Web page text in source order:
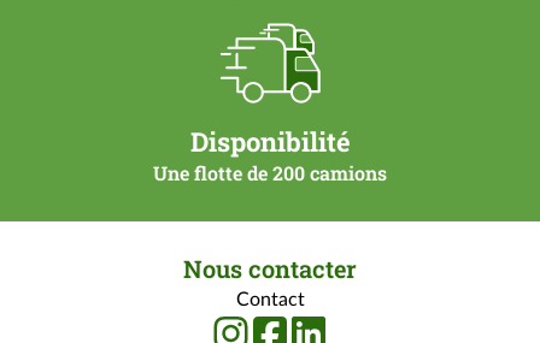
Disponibilité
Une flotte de 200 camions
Nous contacter
Contact